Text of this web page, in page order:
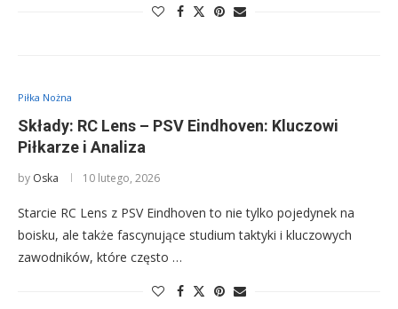
Piłka Nożna
Składy: RC Lens – PSV Eindhoven: Kluczowi
Piłkarze i Analiza
by Oska 10 lutego, 2026
Starcie RC Lens z PSV Eindhoven to nie tylko pojedynek na
boisku, ale także fascynujące studium taktyki i kluczowych
zawodników, które często …